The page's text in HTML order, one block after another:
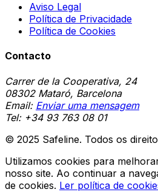
Aviso Legal
Política de Privacidade
Política de Cookies
Contacto
Carrer de la Cooperativa, 24
08302 Mataró, Barcelona
Email: Enviar uma mensagem
Tel:+34 93 763 08 01
© 2025 Safeline. Todos os
Utilizamos cookies para
nosso site. Ao continuar a
de cookies. Ler política de